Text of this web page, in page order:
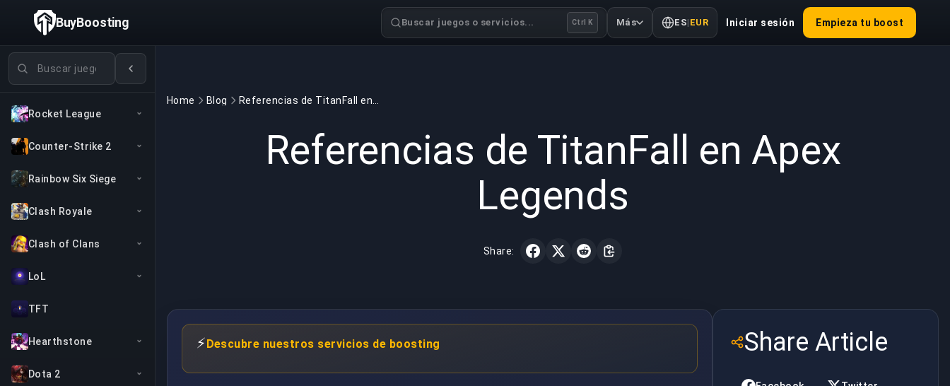
Buscar juegos
Rocket League
Counter-Strike 2
Rainbow Six Siege
Clash Royale
Clash of Clans
LoL
TFT
Hearthstone
Dota 2
BuyBoosting Buscar juegos o servicios... Ctrl K Más ES| EUR Iniciar sesión Empieza tu boost
Home Blog
Referencias de TitanFall en Apex
Legends
Share:
⚡ Descubre nuestros servicios de boosting Share Article